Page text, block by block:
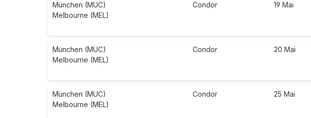
München (MUC)
Melbourne (MEL)
Condor 19 Mai
München (MUC)
Melbourne (MEL)
Condor 20 Mai
München (MUC)
Melbourne (MEL)
Condor 25 Mai